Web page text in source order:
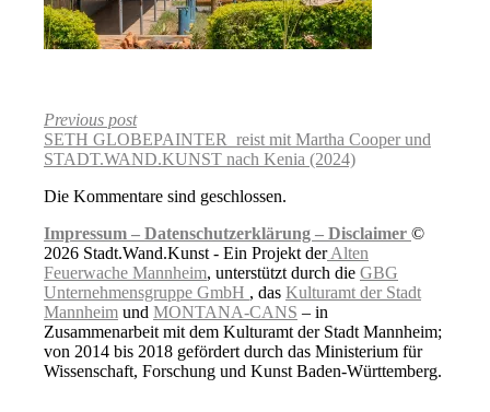
Previous post
SETH GLOBEPAINTER reist mit Martha Cooper und
STADT.WAND.KUNST nach Kenia (2024)
Die Kommentare sind geschlossen.
Impressum – Datenschutzerklärung – Disclaimer ©
2026 Stadt.Wand.Kunst - Ein Projekt derAlten
Feuerwache Mannheim, unterstützt durch die GBG
Unternehmensgruppe GmbH , das Kulturamt der Stadt
Mannheim und MONTANA-CANS – in
Zusammenarbeit mit dem Kulturamt der Stadt Mannheim;
von 2014 bis 2018 gefördert durch das Ministerium für
Wissenschaft, Forschung und Kunst Baden-Württemberg.